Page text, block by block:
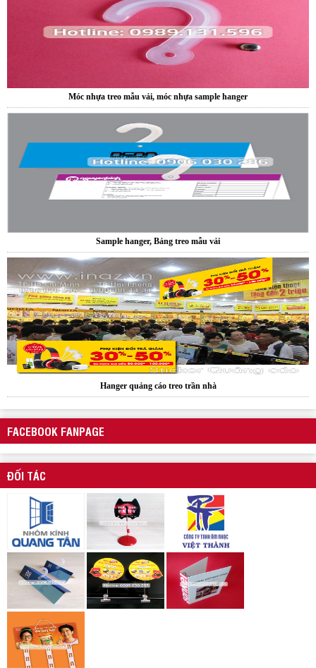
Móc nhựa treo mẫu vải, móc nhựa sample hanger
Sample hanger, Bảng treo mẫu vải
Hanger quảng cáo treo trần nhà
Xưởng sản xuất hanger túi nhựa pvc quảng cáo sản phẩm
FACEBOOK FANPAGE
ĐỐI TÁC